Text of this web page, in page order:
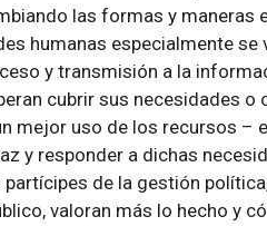
las formas y maneras
humanas especialmente se
y transmisión a la
cubrir sus necesidades o
mejor uso de los recursos –
y responder a dichas
de la gestión
valoran más lo hecho y